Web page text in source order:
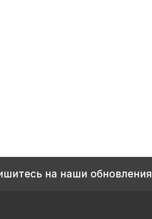
на наши обновления